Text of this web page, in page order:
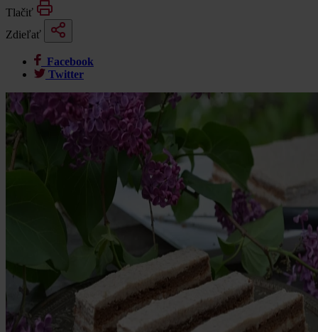
Tlačiť
Zdieľať
Facebook
Twitter